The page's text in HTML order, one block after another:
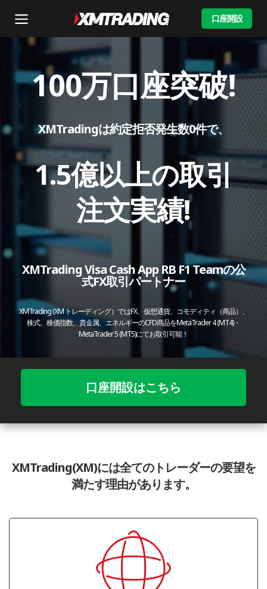
口座開設
100万口座突破!
XMTradingは約定拒否発生数0件で、
1.5億以上の取引
注文実績!
XMTrading Visa Cash App RB F1 Teamの公
式FX取引パートナー
XMTrading (XM トレーディング）ではFX、仮想通貨、コモディティ（商品）、
株式、株価指数、貴金属、エネルギーのCFD商品をMetaTrader 4 (MT4)・
MetaTrader 5 (MT5)にてお取引可能！
口座開設はこちら
XMTrading(XM)には全てのトレーダーの要望を
満たす理由があります。